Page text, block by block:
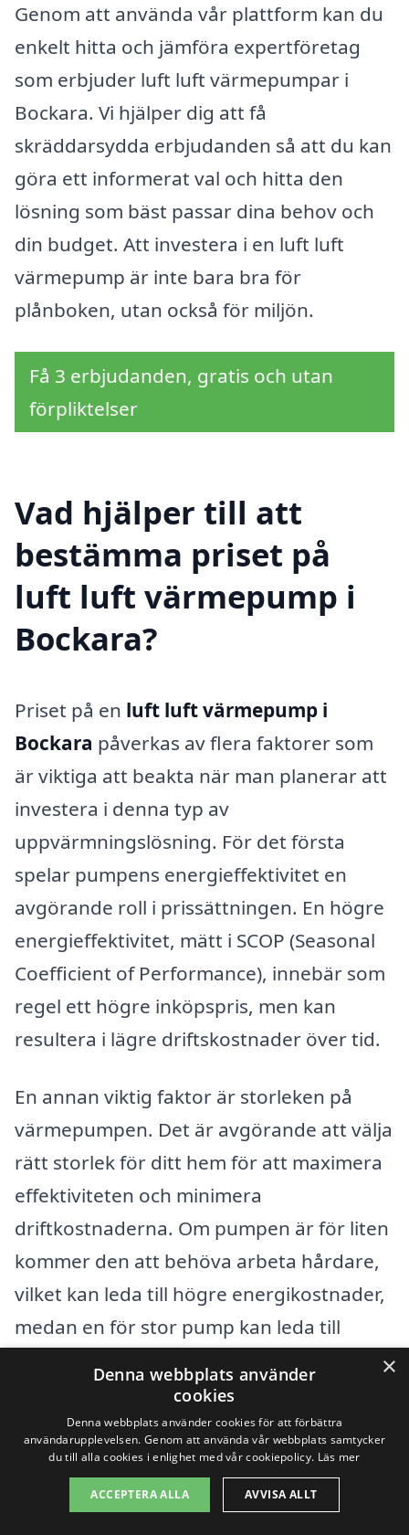
Genom att använda vår plattform kan du
enkelt hitta och jämföra expertföretag
som erbjuder luft luft värmepumpar i
Bockara. Vi hjälper dig att få
skräddarsydda erbjudanden så att du kan
göra ett informerat val och hitta den
lösning som bäst passar dina behov och
din budget. Att investera i en luft luft
värmepump är inte bara bra för
plånboken, utan också för miljön.
Få 3 erbjudanden, gratis och utan
förpliktelser
Vad hjälper till att
bestämma priset på
luft luft värmepump i
Bockara?
Priset på en luft luft värmepump i
Bockara påverkas av flera faktorer som
är viktiga att beakta när man planerar att
investera i denna typ av
uppvärmningslösning. För det första
spelar pumpens energieffektivitet en
avgörande roll i prissättningen. En högre
energieffektivitet, mätt i SCOP (Seasonal
Coefficient of Performance), innebär som
regel ett högre inköpspris, men kan
resultera i lägre driftskostnader över tid.
En annan viktig faktor är storleken på
värmepumpen. Det är avgörande att välja
rätt storlek för ditt hem för att maximera
effektiviteten och minimera
driftkostnaderna. Om pumpen är för liten
kommer den att behöva arbeta hårdare,
vilket kan leda till högre energikostnader,
medan en för stor pump kan leda till
överdriven energiförbrukning. Dessutom
kan installationskostnaderna variera
beroende på hur mycket arbete som
krävs för att montera pumpen samt
eventuella anpassningar i ditt hem.
×
Denna webbplats använder
cookies
Denna webbplats använder cookies för att förbättra
användarupplevelsen. Genom att använda vår webbplats samtycker
du till alla cookies i enlighet med vår cookiepolicy. Läs mer
ACCEPTERA ALLA AVVISA ALLT